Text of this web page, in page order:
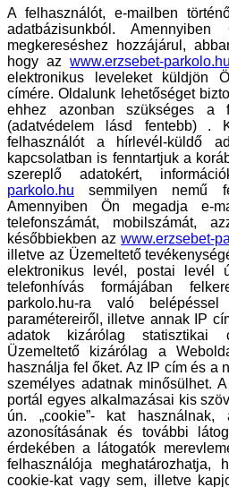
A felhasználót, e-mailben
adatbázisunkból.
megkereséshez hozzájárul,
hogy azwww.erzsebet-parkolo.hu
elektronikus leveleket küldjön
címére.Oldalunk lehetőséget
ehhez azonban szükséges a
(adatvédelem lásd fentebb)
.
felhasználót a hírlevél-küldő
kapcsolatban is fenntartjuk a
szereplő adatokért,
parkolo.hu semmilyen nemű
Amennyiben Ön megadja e-
telefonszámát, mobilszámát,
későbbiekben az www.erzsebet-
illetve az Üzemeltető
elektronikus levél, postai levél
telefonhívás formájában
parkolo.hu-ra való belépéssel
paramétereiről, illetve annak IP
adatok kizárólag statisztikai
Üzemeltető kizárólag a
használja fel őket. Az IP cím és a
személyes adatnak minősülhet. A
portál egyes alkalmazásai kis
ún. „cookie”- kat használnak,
azonosításának és további
érdekében a látogatók
felhasználója meghatározhatja,
cookie-kat vagy sem, illetve